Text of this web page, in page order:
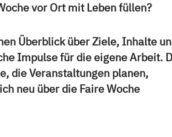
vor Ort mit Leben füllen?
Überblick über Ziele, Inhalte
Impulse für die eigene Arbeit.
die Veranstaltungen planen,
neu über die Faire Woche